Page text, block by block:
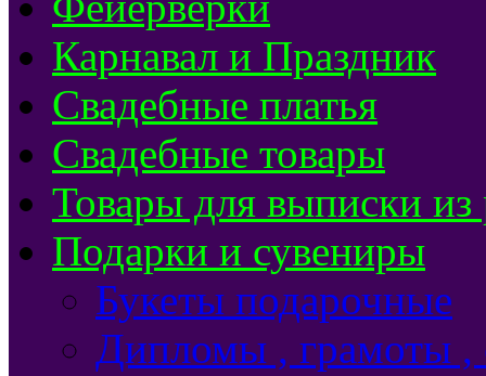
Карнавал и Праздник
Свадебные платья
Свадебные товары
Товары для выписки из
Подарки и сувениры
Букеты подарочные
Дипломы , грамоты ,